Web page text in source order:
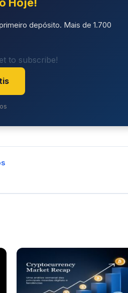
Hoje!
depósito. Mais de 1.700
to subscribe!